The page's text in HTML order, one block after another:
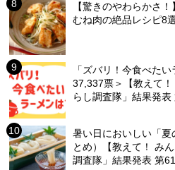
【驚きのやわらかさ
むね肉の絶品レシピ8
「ズバリ！今食べた
37,337票＞【教えて
らし調査隊」結果発表
暑い日においしい「夏
とめ）【教えて！ み
調査隊」結果発表 第